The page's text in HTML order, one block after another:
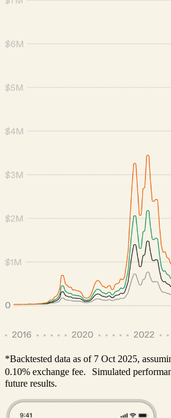
*Backtested data as of 7 Oct 2025,
0.10% exchange fee. Simulated
future results.